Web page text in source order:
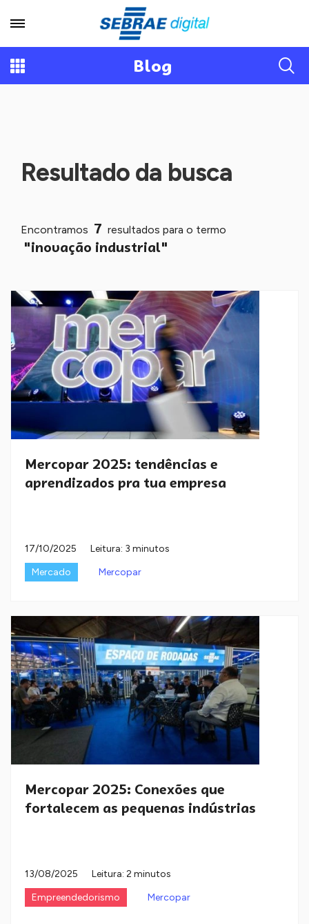
Blog
Resultado da busca
Encontramos 7 resultados para o termo
"inovação industrial"
Mercopar 2025: tendências e
aprendizados pra tua empresa
17/10/2025
Leitura: 3 minutos
Mercado
Mercopar
Mercopar 2025: Conexões que
fortalecem as pequenas indústrias
13/08/2025
Leitura: 2 minutos
Empreendedorismo
Mercopar